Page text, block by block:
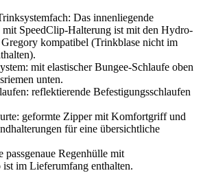
Das innenliegende
mit SpeedClip-Halterung ist mit den Hydro-
kompatibel (Trinkblase nicht im
mit elastischer Bungee-Schlaufe oben
unten.
reflektierende Befestigungsschlaufen
geformte Zipper mit Komfortgriff und
für eine übersichtliche
passgenaue Regenhülle mit
im Lieferumfang enthalten.